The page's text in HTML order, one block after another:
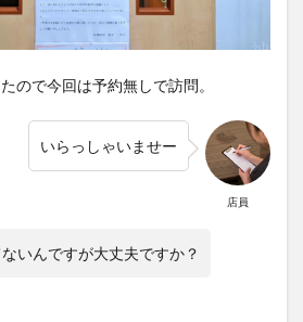
ので今回は予約無しで訪問。
店員
いらっしゃいませー
いんですが大丈夫ですか？